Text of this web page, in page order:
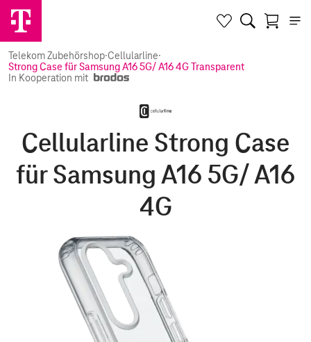
Telekom Zubehörshop·Cellularline·
Strong Case für Samsung A16 5G/ A16 4G Transparent
In Kooperation mit
Cellularline Strong Case
für Samsung A16 5G/ A16
4G